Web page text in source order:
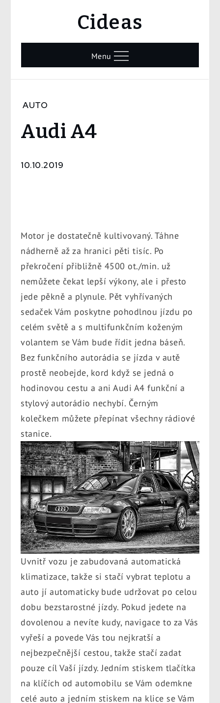
Cideas
Menu
Home
Audi
A4
AUTO
Audi A4
10.10.2019
Motor je dostatečně kultivovaný. Táhne
nádherně až za hranici pěti tisíc. Po
překročení přibližně 4500 ot./min. už
nemůžete čekat lepší výkony, ale i přesto
jede pěkně a plynule. Pět vyhřívaných
sedaček Vám poskytne pohodlnou jízdu po
celém světě a s multifunkčním koženým
volantem se Vám bude řídit jedna báseň.
Bez funkčního autorádia se jízda v autě
prostě neobejde, kord když se jedná o
hodinovou cestu a ani Audi A4 funkční a
stylový autorádio nechybí. Černým
kolečkem můžete přepínat všechny rádiové
stanice.
Uvnitř vozu je zabudovaná automatická
klimatizace, takže si stačí vybrat teplotu a
auto jí automaticky bude udržovat po celou
dobu bezstarostné jízdy. Pokud jedete na
dovolenou a nevíte kudy, navigace to za Vás
vyřeší a povede Vás tou nejkratší a
nejbezpečnější cestou, takže stačí zadat
pouze cíl Vaší jízdy. Jedním stiskem tlačítka
na klíčích od automobilu se Vám odemkne
celé auto a jedním stiskem na klice se Vám